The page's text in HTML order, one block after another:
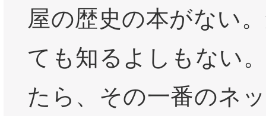
屋の歴史の本がない
ても知るよしもない
たら、その一番のネ